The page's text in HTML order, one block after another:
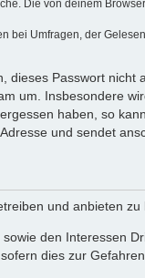
Die von deinem
bei Umfragen, der
dieses Passwort nicht
um. Insbesondere
haben, so
und sendet
und anbieten zu
den Interessen
dies zur